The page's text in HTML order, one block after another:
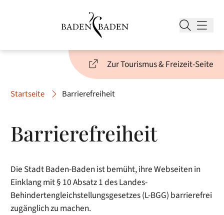
Zur Tourismus & Freizeit-Seite
Startseite Barrierefreiheit
Barrierefreiheit
Die Stadt Baden-Baden ist bemüht, ihre Webseiten in
Einklang mit § 10 Absatz 1 des Landes-
Behindertengleichstellungsgesetzes (L-BGG) barrierefrei
zugänglich zu machen.